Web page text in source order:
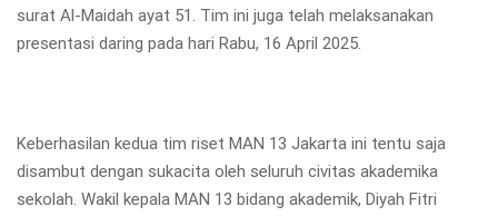
surat Al-Maidah ayat 51. Tim ini juga telah melaksanakan
presentasi daring pada hari Rabu, 16 April 2025.
Keberhasilan kedua tim riset MAN 13 Jakarta ini tentu saja
disambut dengan sukacita oleh seluruh civitas akademika
sekolah. Wakil kepala MAN 13 bidang akademik, Diyah Fitri